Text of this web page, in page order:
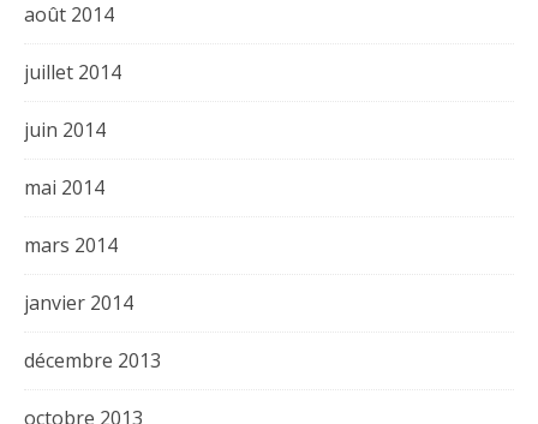
août 2014
juillet 2014
juin 2014
mai 2014
mars 2014
janvier 2014
décembre 2013
octobre 2013